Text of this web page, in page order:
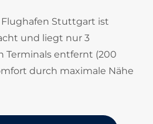
Flughafen Stuttgart ist
und liegt nur 3
Terminals entfernt (200
durch maximale Nähe